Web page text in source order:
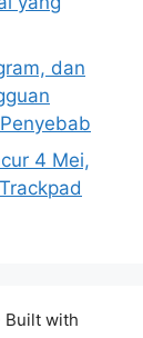
dan
4 Mei,
Built with